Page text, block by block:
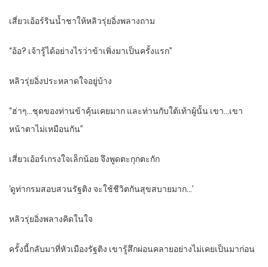
เสี่ยวเอ้อร์รินน้ำชาให้หลิวรุ่ยอิ่งพลางถาม
“อ้อ? เจ้ารู้ได้อย่างไรว่าข้าเพิ่งมาเป็นครั้งแรก”
หลิวรุ่ยอิ่งประหลาดใจอยู่บ้าง
“ฮ่าๆ…ชุดของท่านข้าคุ้นเคยมาก และท่านกับใต้เท้าผู้นั้น เขา…เขา
หน้าตาไม่เหมือนกัน”
เสี่ยวเอ้อร์เกรงใจเล็กน้อย จึงพูดตะกุกตะกัก
‘ดูท่ากรมสอบสวนรัฐติง จะใช้ชีวิตกันสุขสบายมาก…’
หลิวรุ่ยอิ่งพลางคิดในใจ
ครั้งนี้กลับมาที่หัวเมืองรัฐติง เขารู้สึกผ่อนคลายอย่างไม่เคยเป็นมาก่อน